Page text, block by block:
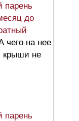
парень
до
чего на нее
крыши не
парень